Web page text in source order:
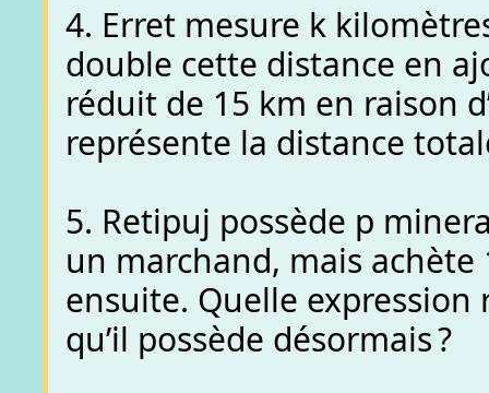
4. Erret mesure k
double cette distance en
réduit de 15 km en raison
représente la distance
5. Retipuj possède p
un marchand, mais
ensuite. Quelle
qu’il possède désormais ?